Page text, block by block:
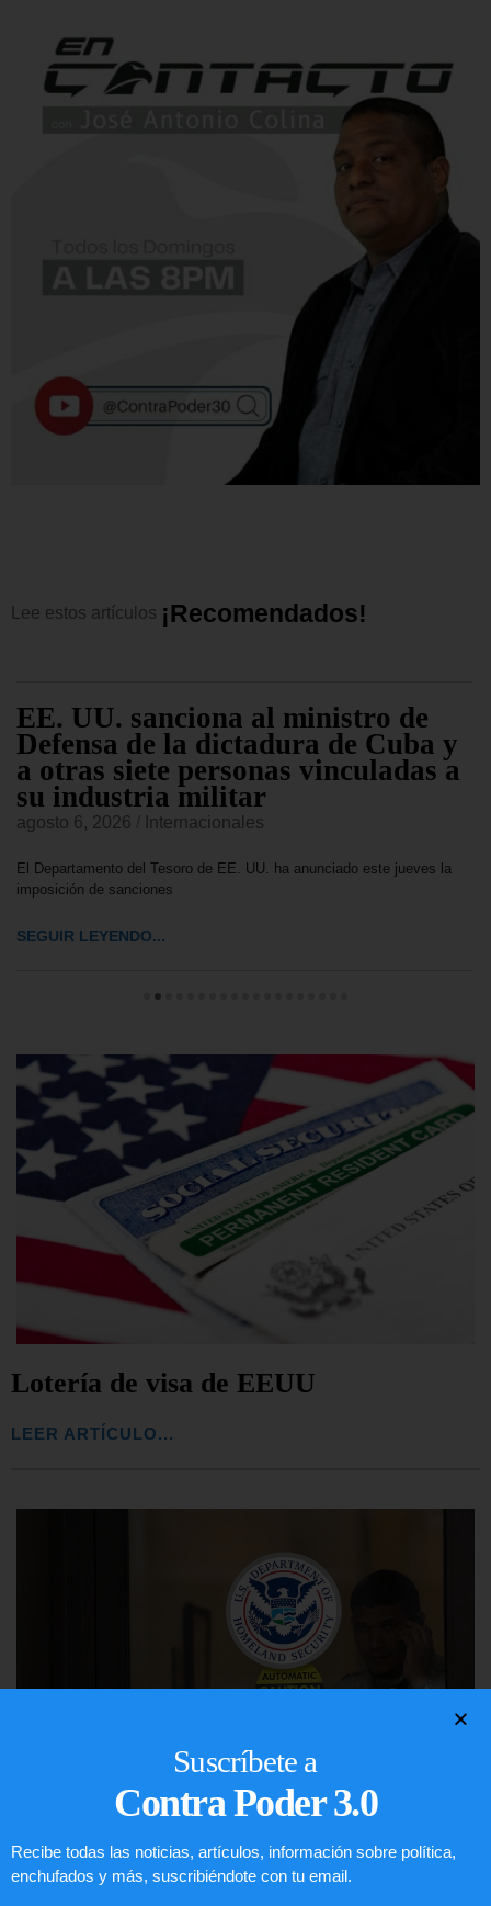
Lee estos artículos ¡Recomend ad os!
EE. UU. sanciona al ministro de
Defensa de la dictadura de Cuba y
a otras siete personas vinculadas a
su industria militar
agosto 6, 2026 Internacionales
El Departamento del Tesoro de EE. UU. ha anunciado este jueves la
imposición de sanciones
SEGUIR LEYENDO...
Lotería de visa de EEUU
LEER ARTÍCULO...
EE.UU.
Suscríbete a
Contra Poder 3.0
Recibe todas las noticias, artículos, información sobre política,
enchufados y más, suscribiéndote con tu email.